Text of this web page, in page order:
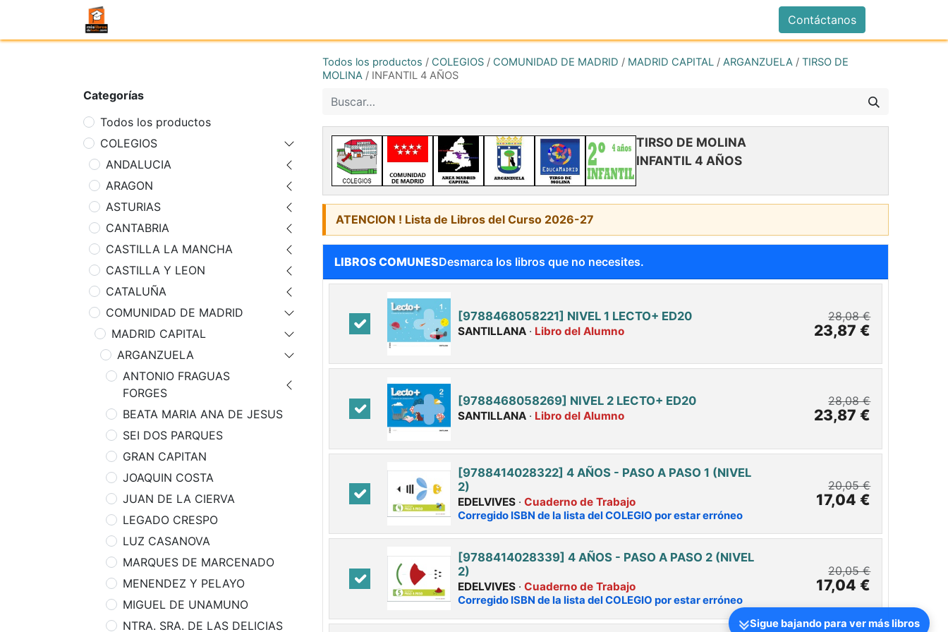
Contáctanos
Categorías
Todos los productos
COLEGIOS
ANDALUCIA
ARAGON
ASTURIAS
CANTABRIA
CASTILLA LA MANCHA
CASTILLA Y LEON
CATALUÑA
COMUNIDAD DE MADRID
MADRID CAPITAL
ARGANZUELA
ANTONIO FRAGUAS
FORGES
BEATA MARIA ANA DE JESUS
SEI DOS PARQUES
GRAN CAPITAN
JOAQUIN COSTA
JUAN DE LA CIERVA
LEGADO CRESPO
LUZ CASANOVA
MARQUES DE MARCENADO
MENENDEZ Y PELAYO
MIGUEL DE UNAMUNO
NTRA. SRA. DE LAS DELICIAS
Todos los productos / COLEGIOS / COMUNIDAD DE MADRID / MADRID CAPITAL / ARGANZUELA / TIRSO DE
MOLINA / INFANTIL 4 AÑOS
TIRSO DE MOLINA
INFANTIL 4 AÑOS
ATENCION ! Lista de Libros del Curso 2026-27
LIBROS COMUNESDesmarca los libros que no necesites.
[9788468058221] NIVEL 1 LECTO+ ED20
SANTILLANA · Libro del Alumno
28,08 €
23,87 €
[9788468058269] NIVEL 2 LECTO+ ED20
SANTILLANA · Libro del Alumno
28,08 €
23,87 €
[9788414028322] 4 AÑOS - PASO A PASO 1 (NIVEL
2)
EDELVIVES · Cuaderno de Trabajo
Corregido ISBN de la lista del COLEGIO por estar erróneo
20,05 €
17,04 €
[9788414028339] 4 AÑOS - PASO A PASO 2 (NIVEL
2)
EDELVIVES · Cuaderno de Trabajo
Corregido ISBN de la lista del COLEGIO por estar erróneo
20,05 €
17,04 €
Sigue bajando para ver más libros